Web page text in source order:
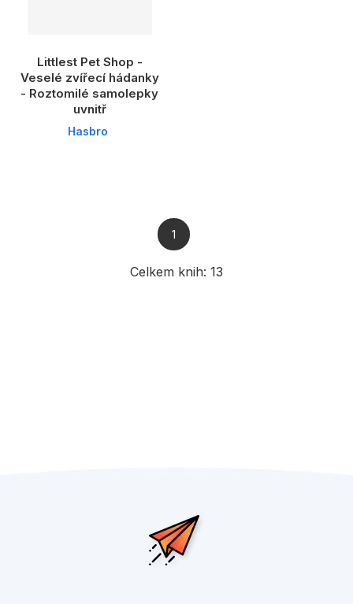
Littlest Pet Shop -
Veselé zvířecí hádanky
- Roztomilé samolepky
uvnitř
Hasbro
Celkem knih: 13
1